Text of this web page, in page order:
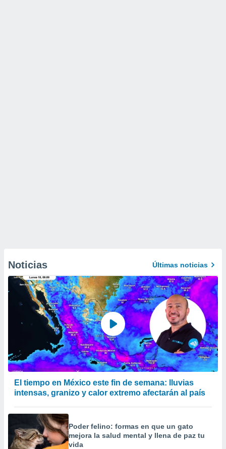
Noticias Últimas noticias
El tiempo en México este fin de semana: lluvias
intensas, granizo y calor extremo afectarán al país
Poder felino: formas en que un gato
mejora la salud mental y llena de paz tu
vida